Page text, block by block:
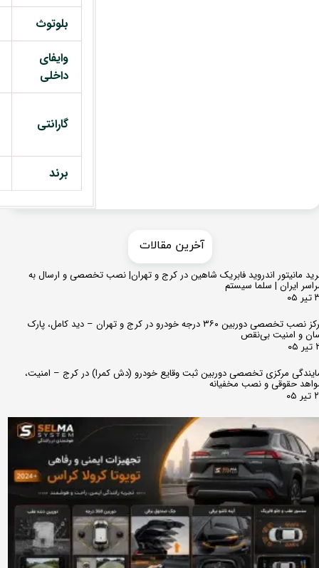
بلوتوث
وایفای
داخلی
گارانتی
برند
مانیتور اندروید فابریک شاهین در کرج و تهران| نصب تخصصی و ارسال به
ایران | سلما سیستم
مرکز نصب تخصصی دوربین ۳۶۰ درجه خودرو در کرج و تهران – دید کامل، پارک
و امنیت بی‌نقص
مرکزی تخصصی دوربین ثبت وقایع خودرو (دش کمرا) در کرج – امنیت،
حقوقی و نصب مخفیانه
​​آخرین مقالات